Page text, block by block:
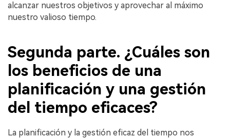
alcanzar nuestros objetivos y aprovechar al máximo
nuestro valioso tiempo.
Segunda parte. ¿Cuáles son
los beneficios de una
planificación y una gestión
del tiempo eficaces?
La planificación y la gestión eficaz del tiempo nos